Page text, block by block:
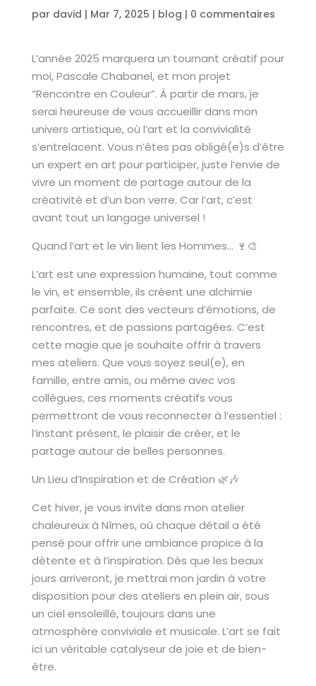
par david | Mar 7, 2025 | blog | 0 commentaires
L’année 2025 marquera un tournant créatif pour
moi, Pascale Chabanel, et mon projet
“Rencontre en Couleur”. À partir de mars, je
serai heureuse de vous accueillir dans mon
univers artistique, où l’art et la convivialité
s’entrelacent. Vous n’êtes pas obligé(e)s d’être
un expert en art pour participer, juste l’envie de
vivre un moment de partage autour de la
créativité et d’un bon verre. Car l’art, c’est
avant tout un langage universel !
Quand l’art et le vin lient les Hommes… 🍷🎨
L’art est une expression humaine, tout comme
le vin, et ensemble, ils créent une alchimie
parfaite. Ce sont des vecteurs d’émotions, de
rencontres, et de passions partagées. C’est
cette magie que je souhaite offrir à travers
mes ateliers. Que vous soyez seul(e), en
famille, entre amis, ou même avec vos
collègues, ces moments créatifs vous
permettront de vous reconnecter à l’essentiel :
l’instant présent, le plaisir de créer, et le
partage autour de belles personnes.
Un Lieu d’Inspiration et de Création 🌿🎶
Cet hiver, je vous invite dans mon atelier
chaleureux à Nîmes, où chaque détail a été
pensé pour offrir une ambiance propice à la
détente et à l’inspiration. Dès que les beaux
jours arriveront, je mettrai mon jardin à votre
disposition pour des ateliers en plein air, sous
un ciel ensoleillé, toujours dans une
atmosphère conviviale et musicale. L’art se fait
ici un véritable catalyseur de joie et de bien-
être.